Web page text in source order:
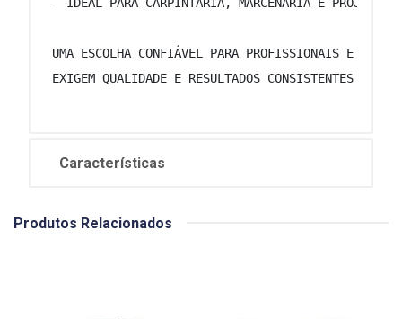
UMA ESCOLHA CONFIÁVEL PARA PROFISSIONAIS E
EXIGEM QUALIDADE E RESULTADOS CONSISTENTES EM
Características
Produtos Relacionados